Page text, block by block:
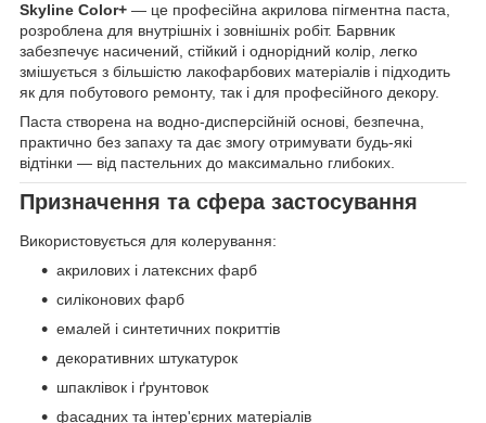
Skyline Color+ — це професійна акрилова пігментна паста,
розроблена для внутрішніх і зовнішніх робіт. Барвник
забезпечує насичений, стійкий і однорідний колір, легко
змішується з більшістю лакофарбових матеріалів і підходить
як для побутового ремонту, так і для професійного декору.
Паста створена на водно-дисперсійній основі, безпечна,
практично без запаху та дає змогу отримувати будь-які
відтінки — від пастельних до максимально глибоких.
Призначення та сфера застосування
Використовується для колерування:
акрилових і латексних фарб
силіконових фарб
емалей і синтетичних покриттів
декоративних штукатурок
шпаклівок і ґрунтовок
фасадних та інтер'єрних матеріалів